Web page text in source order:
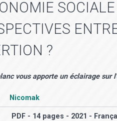
?
vous apporte un éclairage sur
Nicomak
PDF - 14 pages - 2021 -